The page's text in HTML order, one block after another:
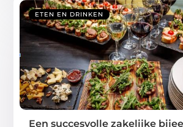
ETEN EN DRINKEN
Een succesvolle zakelijke